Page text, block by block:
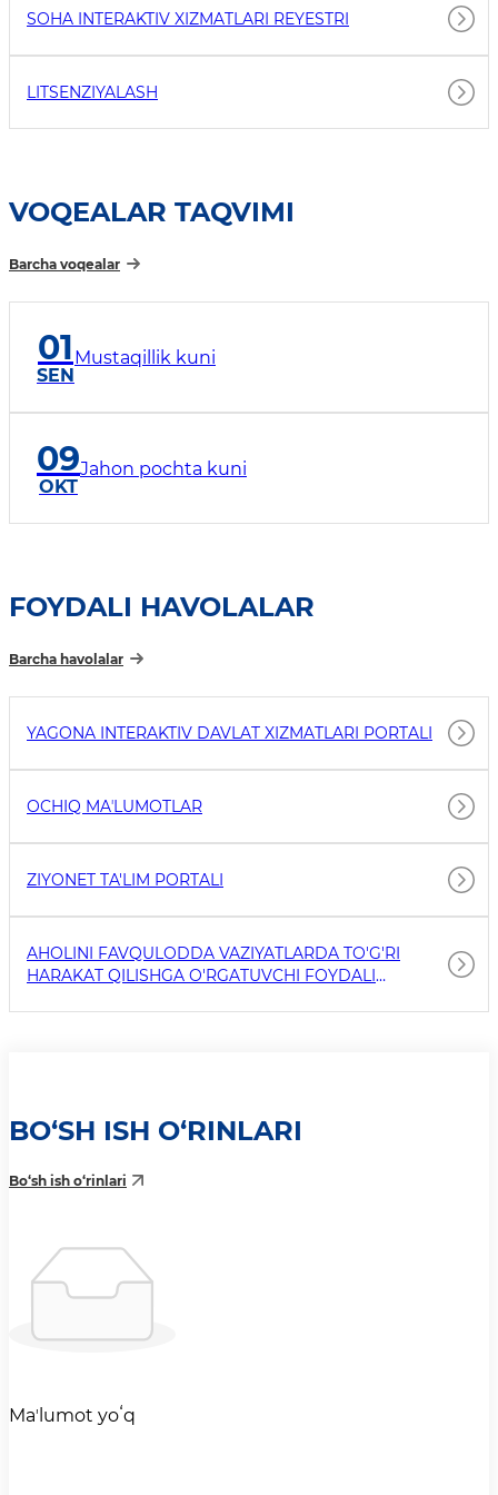
SOHA INTERAKTIV XIZMATLARI REYESTRI
LITSENZIYALASH
VOQEALAR TAQVIMI
Barcha voqealar
01
SEN
Mustaqillik kuni
09
OKT
Jahon pochta kuni
FOYDALI HAVOLALAR
Barcha havolalar
YAGONA INTERAKTIV DAVLAT XIZMATLARI PORTALI
OCHIQ MAʼLUMOTLAR
ZIYONET TA'LIM PORTALI
AHOLINI FAVQULODDA VAZIYATLARDA TO'G'RI
HARAKAT QILISHGA O'RGATUVCHI FOYDALI
BO‘SH ISH O‘RINLARI
Bo‘sh ish o‘rinlari
Maʼlumot yoʻq